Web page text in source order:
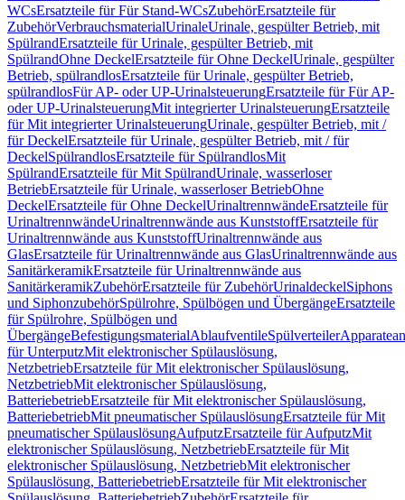
WCsErsatzteile für Für Stand-WCsZubehörErsatzteile für
ZubehörVerbrauchsmaterialUrinaleUrinale, gespülter Betrieb, mit
SpülrandErsatzteile für Urinale, gespülter Betrieb, mit
SpülrandOhne DeckelErsatzteile für Ohne DeckelUrinale, gespülter
Betrieb, spülrandlosErsatzteile für Urinale, gespülter Betrieb,
spülrandlosFür AP- oder UP-UrinalsteuerungErsatzteile für Für AP-
oder UP-UrinalsteuerungMit integrierter UrinalsteuerungErsatzteile
für Mit integrierter UrinalsteuerungUrinale, gespülter Betrieb, mit /
für DeckelErsatzteile für Urinale, gespülter Betrieb, mit / für
DeckelSpülrandlosErsatzteile für SpülrandlosMit
SpülrandErsatzteile für Mit SpülrandUrinale, wasserloser
BetriebErsatzteile für Urinale, wasserloser BetriebOhne
DeckelErsatzteile für Ohne DeckelUrinaltrennwändeErsatzteile für
UrinaltrennwändeUrinaltrennwände aus KunststoffErsatzteile für
Urinaltrennwände aus KunststoffUrinaltrennwände aus
GlasErsatzteile für Urinaltrennwände aus GlasUrinaltrennwände aus
SanitärkeramikErsatzteile für Urinaltrennwände aus
SanitärkeramikZubehörErsatzteile für ZubehörUrinaldeckelSiphons
und SiphonzubehörSpülrohre, Spülbögen und ÜbergängeErsatzteile
für Spülrohre, Spülbögen und
ÜbergängeBefestigungsmaterialAblaufventileSpülverteiler
für UnterputzMit elektronischer Spülauslösung,
NetzbetriebErsatzteile für Mit elektronischer Spülauslösung,
NetzbetriebMit elektronischer Spülauslösung,
BatteriebetriebErsatzteile für Mit elektronischer Spülauslösung,
BatteriebetriebMit pneumatischer SpülauslösungErsatzteile für Mit
pneumatischer SpülauslösungAufputzErsatzteile für AufputzMit
elektronischer Spülauslösung, NetzbetriebErsatzteile für Mit
elektronischer Spülauslösung, NetzbetriebMit elektronischer
Spülauslösung, BatteriebetriebErsatzteile für Mit elektronischer